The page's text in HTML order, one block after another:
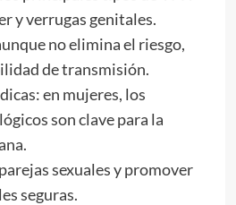
y verrugas genitales.
no elimina el riesgo,
de transmisión.
en mujeres, los
son clave para la
sexuales y promover
seguras.